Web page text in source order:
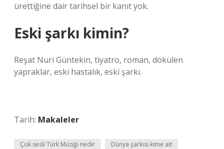
ürettiğine dair tarihsel bir kanıt yok.
Eski şarkı kimin?
Reşat Nuri Güntekin, tiyatro, roman, dökülen
yapraklar, eski hastalık, eski şarkı.
Tarih: Makaleler
Çok sesli Türk Müziği nedir Dünya şarkısı kime ait